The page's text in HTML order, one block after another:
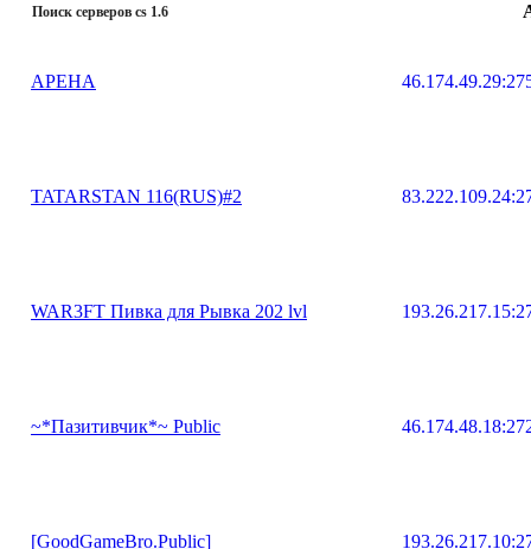
Поиск серверов cs 1.6
APEHA
TATARSTAN 116(RUS)#2
WAR3FT Пивка для Рывка 202 lvl
~*Пазитивчик*~ Public
[GoodGameBro.Public]